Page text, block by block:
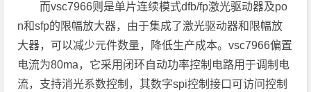
而vsc7966则是单片连续模式dfb/fp激光驱动器及po
n和sfp的限幅放大器，由于集成了激光驱动器和限幅放
大器，可以减少元件数量，降低生产成本。vsc7966偏置
电流为80ma，它采用闭环自动功率控制电路用于调制电
流，支持消光系数控制，其数字spi控制接口可访问控制